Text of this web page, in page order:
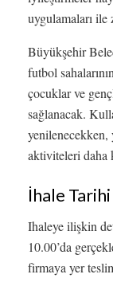
uygulamaları ile
Büyükşehir
futbol
çocuklar ve
sağlanacak.
yenilenecekken,
aktiviteleri daha
İhale
Ihaleye ilişkin
10.00’da
firmaya yer